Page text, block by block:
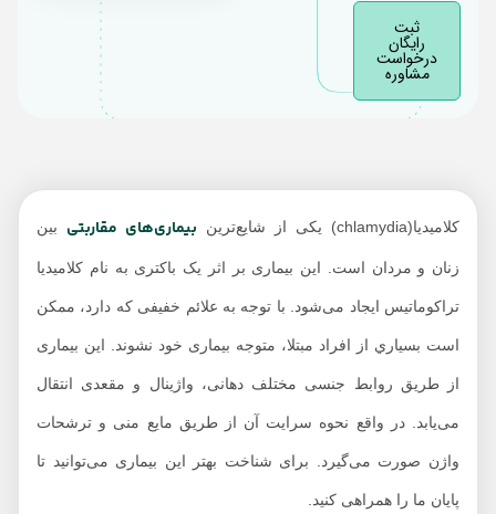
رایگان
درخواست
مشاوره
کلامیدیا(chlamydia) یکی از شایع‌ترین بیماری‌های مقاربتیبین
زنان و مردان است. این بیماری بر اثر یک باکتری به نام کلامیدیا
تراکوماتیس ایجاد می‌شود. با توجه به علائم خفیفی که دارد، ممکن
است بسياري از افراد مبتلا، متوجه بیماری خود نشوند. این بیماری
از طریق روابط جنسی مختلف دهانی، واژینال و مقعدی انتقال
می‌یابد. در واقع نحوه سرایت آن از طریق مایع منی و ترشحات
واژن صورت می‌گیرد. برای شناخت بهتر این بیماری می‌توانید تا
پایان ما را همراهی کنید.